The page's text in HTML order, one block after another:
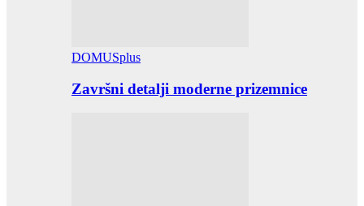
DOMUSplus
Završni detalji moderne prizemnice